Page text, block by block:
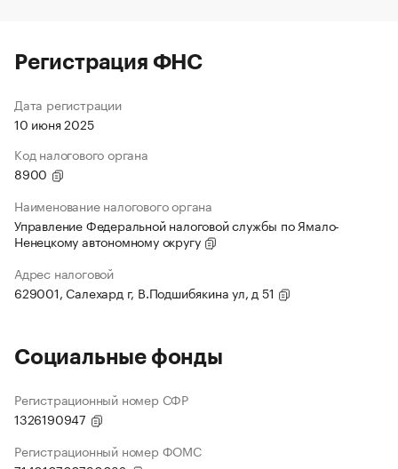
Регистрация ФНС
Дата регистрации
10 июня 2025
Код налогового органа
8900
Наименование налогового органа
Управление Федеральной налоговой службы по Ямало-
Ненецкому автономному округу
Адрес налоговой
629001, Салехард г, В.Подшибякина ул, д 51
Социальные фонды
Регистрационный номер СФР
1326190947
Регистрационный номер ФОМС